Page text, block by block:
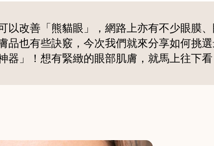
改善「熊貓眼」，網路上亦有不少眼膜
也有些訣竅，今次我們就來分享如何挑
」！想有緊緻的眼部肌膚，就馬上往下看